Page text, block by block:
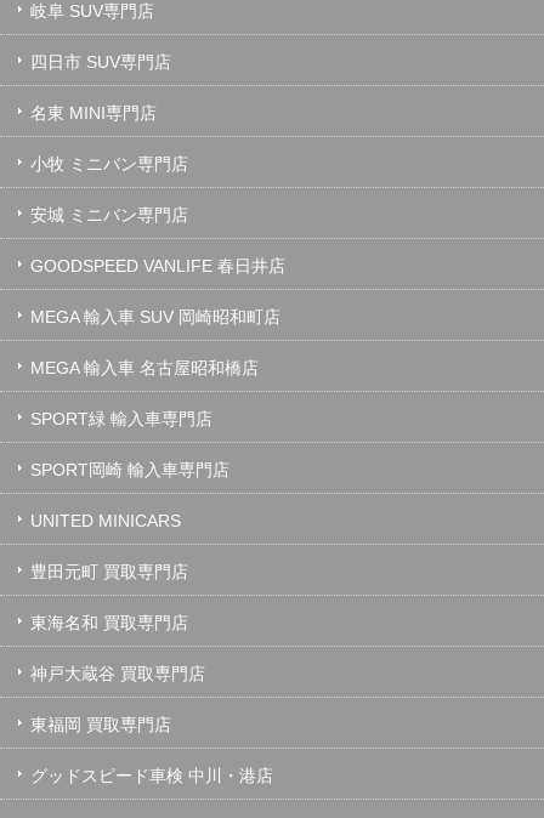
岐阜 SUV専門店
四日市 SUV専門店
名東 MINI専門店
小牧 ミニバン専門店
安城 ミニバン専門店
GOODSPEED VANLIFE 春日井店
MEGA 輸入車 SUV 岡崎昭和町店
MEGA 輸入車 名古屋昭和橋店
SPORT緑 輸入車専門店
SPORT岡崎 輸入車専門店
UNITED MINICARS
豊田元町 買取専門店
東海名和 買取専門店
神戸大蔵谷 買取専門店
東福岡 買取専門店
グッドスピード車検 中川・港店